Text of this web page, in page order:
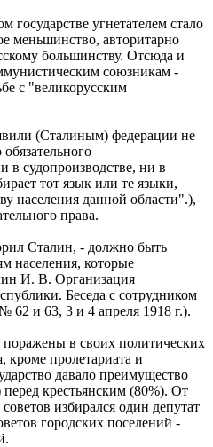
государстве угнетателем стало
меньшинство, авторитарно
большинству. Отсюда и
союзникам -
с "великорусским
(Сталиным) федерации не
в судопроизводстве, ни в
тот язык или те языки,
населения данной области".),
права.
Сталин, - должно быть
населения, которые
И. В. Организация
Беседа с сотрудником
и 63, 3 и 4 апреля 1918 г.).
в своих политических
кроме пролетариата и
давало преимущество
крестьянским (80%). От
избирался один депутат
городских поселений -